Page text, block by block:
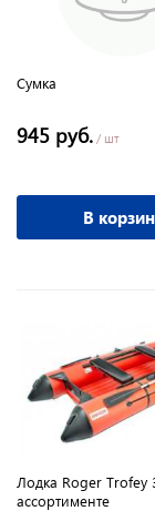
Сумка
945 руб. / шт
В
Лодка Roger Trofey
ассортименте